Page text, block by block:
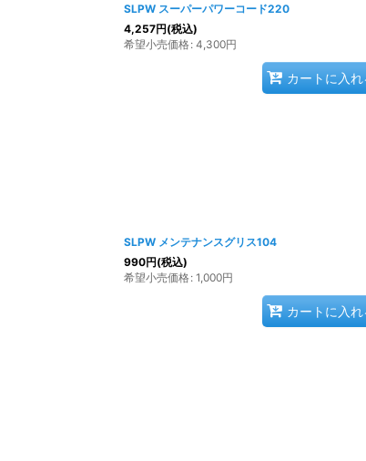
SLPW スーパーパワーコード220
4,257円(税込)
希望小売価格: 4,300円
カートに入れ
SLPW メンテナンスグリス104
990円(税込)
希望小売価格: 1,000円
カートに入れ